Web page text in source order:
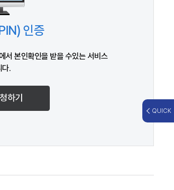
인증
서 본인확인을 받을 수있는 서비스
다.
하기
QUICK